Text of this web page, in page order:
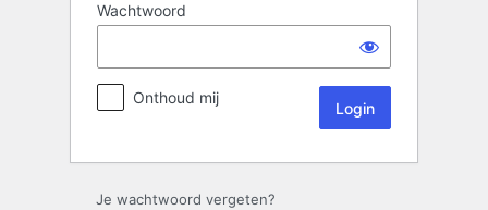
Wachtwoord
Onthoud mij
Je wachtwoord vergeten?